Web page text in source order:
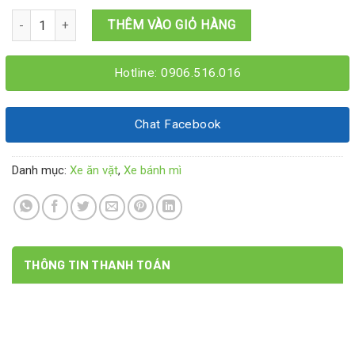
Tủ bánh mì xôi 1M2x60x1M95 số lượng
THÊM VÀO GIỎ HÀNG
Hotline: 0906.516.016
Chat Facebook
Danh mục: Xe ăn vặt, Xe bánh mì
THÔNG TIN THANH TOÁN